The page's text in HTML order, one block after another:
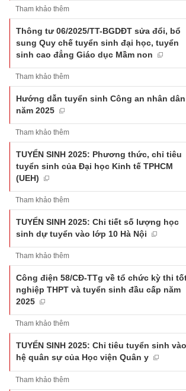
Tham khảo thêm
Thông tư 06/2025/TT-BGDĐT sửa đổi, bổ
sung Quy chế tuyển sinh đại học, tuyển
sinh cao đẳng Giáo dục Mầm non
Tham khảo thêm
Hướng dẫn tuyển sinh Công an nhân dân
năm 2025
Tham khảo thêm
TUYỂN SINH 2025: Phương thức, chỉ tiêu
tuyển sinh của Đại học Kinh tế TPHCM
(UEH)
Tham khảo thêm
TUYỂN SINH 2025: Chi tiết số lượng học
sinh dự tuyển vào lớp 10 Hà Nội
Tham khảo thêm
Công điện 58/CĐ-TTg về tổ chức kỳ thi
nghiệp THPT và tuyển sinh đầu cấp năm
2025
Tham khảo thêm
TUYỂN SINH 2025: Chỉ tiêu tuyển sinh vào
hệ quân sự của Học viện Quân y
Tham khảo thêm